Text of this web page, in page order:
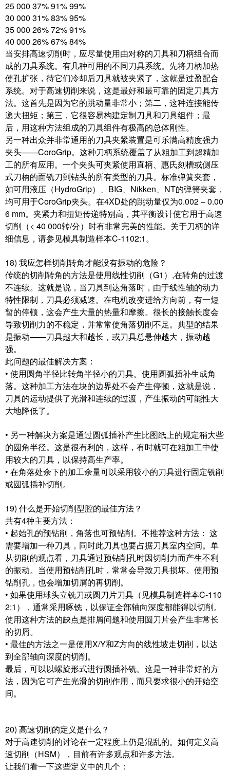
25 000 37% 91% 99%
30 000 31% 83% 95%
35 000 26% 72% 91%
40 000 26% 67% 84%
当安排高速切削时，应尽量使用由对称的刀具和刀柄组合而
成的刀具系统。有几种可用的不同刀具系统。先将刀柄加热
使孔扩张，待它们冷却后刀具就被夹紧了，这就是过盈配合
系统。对于高速切削来说，这是最好和最可靠的固定刀具方
法。这首先是因为它的跳动量非常小；第二，这种连接能传
递大扭矩；第三，它很容易构建定制刀具和刀具组件；最
后，用这种方法组成的刀具组件有极高的总体刚性。
另一种出众并非常通用的刀具夹紧装置是可乐满高精度强力
夹头——CoroGrip。这种刀柄系统覆盖了从粗加工到超精加
工的所有应用。一个夹头可夹紧使用直柄、惠氏刻槽或侧压
式刀柄的面铣刀到钻头的所有类型的刀具。标准弹簧夹套，
如可用液压（HydroGrip）、BIG、Nikken、NT的弹簧夹套，
均可用于CoroGrip夹头。在4XD处的跳动量仅为0.002 – 0.00
6 mm。夹紧力和扭矩传递特别高，其平衡设计使它用于高速
切削（< 40 000转/分）时有非常完美的性能。关于刀柄的详
细信息，请参见模具制造样本C-1102:1。
18) 我应怎样切削转角才能没有振动的危险？
传统的切削转角的方法是使用线性切削（G1）,在转角的过渡
不连续。这就是说，当刀具到达角落时，由于线性轴的动力
特性限制，刀具必须减速。在电机改变进给方向前，有一短
暂的停顿，这会产生大量的热量和摩擦。很长的接触长度会
导致切削力的不稳定，并常常使角落切削不足。典型的结果
是振动——刀具越大和越长，或刀具总悬伸越大，振动越
强。
此问题的最佳解决方案：
• 使用圆角半径比转角半径小的刀具。使用圆弧插补生成角
落。这种加工方法在块的边界处不会产生停顿，这就是说，
刀具的运动提供了光滑和连续的过渡，产生振动的可能性大
大地降低了。
• 另一种解决方案是通过圆弧插补产生比图纸上的规定稍大些
的圆角半径。这是很有利的，这样，有时就可在粗加工中使
用较大的刀具，以保持高生产率。
• 在角落处余下的加工余量可以采用较小的刀具进行固定铣削
或圆弧插补切削。
19) 什么是开始切削型腔的最佳方法？
共有4种主要方法：
• 起始孔的预钻削，角落也可预钻削。不推荐这种方法： 这
需要增加一种刀具，同时此刀具也要占据刀具室内空间。单
从切削的观点看，刀具通过预钻削孔时因切削力而产生不利
的振动。当使用预钻削孔时，常常会导致刀具损坏。使用预
钻削孔，也会增加切屑的再切削。
• 如果使用球头立铣刀或圆刀片刀具（见模具制造样本C-110
2:1），通常采用啄铣，以保证全部轴向深度都能得以切削。
使用这种方法的缺点是排屑问题和使用圆刀片会产生非常长
的切屑。
• 最佳的方法之一是使用X/Y和Z方向的线性坡走切削，以达
到全部轴向深度的切削。
最后，可以以螺旋形式进行圆插补铣。这是一种非常好的方
法，因为它可产生光滑的切削作用，而只要求很小的开始空
间。
20) 高速切削的定义是什么？
对于高速切削的讨论在一定程度上仍是混乱的。如何定义高
速切削（HSM），目前有许多观点和许多方法。
让我们看一下这些定义中的几个：